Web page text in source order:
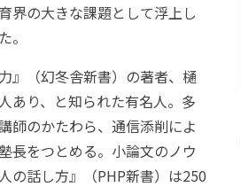
界の大きな課題として浮上し
。
』（幻冬舎新書）の著者、樋
あり、と知られた有名人。多
師のかたわら、通信添削によ
長をつとめる。小論文のノウ
の話し方』（PHP新書）は250